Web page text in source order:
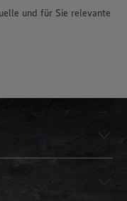
und für Sie relevante